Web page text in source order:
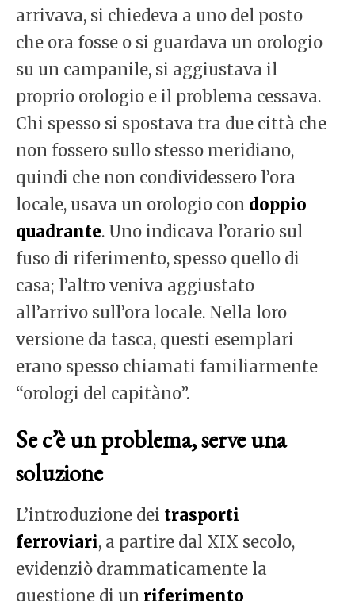
arrivava, si chiedeva a uno del posto
che ora fosse o si guardava un orologio
su un campanile, si aggiustava il
proprio orologio e il problema cessava.
Chi spesso si spostava tra due città che
non fossero sullo stesso meridiano,
quindi che non condividessero l’ora
locale, usava un orologio con doppio
quadrante. Uno indicava l’orario sul
fuso di riferimento, spesso quello di
casa; l’altro veniva aggiustato
all’arrivo sull’ora locale. Nella loro
versione da tasca, questi esemplari
erano spesso chiamati familiarmente
“orologi del capitàno”.
Se c’è un problema, serve una
soluzione
L’introduzione dei trasporti
ferroviari, a partire dal XIX secolo,
evidenziò drammaticamente la
questione di un riferimento